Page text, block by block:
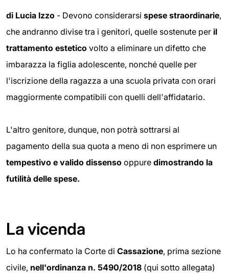
di Lucia Izzo - Devono considerarsi spese straordinarie,
che andranno divise tra i genitori, quelle sostenute per il
trattamento estetico volto a eliminare un difetto che
imbarazza la figlia adolescente, nonché quelle per
l'iscrizione della ragazza a una scuola privata con orari
maggiormente compatibili con quelli dell'affidatario.
L'altro genitore, dunque, non potrà sottrarsi al
pagamento della sua quota a meno di non esprimere un
tempestivo e valido dissenso oppure dimostrando la
futilità delle spese.
La vicenda
Lo ha confermato la Corte di Cassazione, prima sezione
civile, nell'ordinanza n. 5490/2018 (qui sotto allegata)